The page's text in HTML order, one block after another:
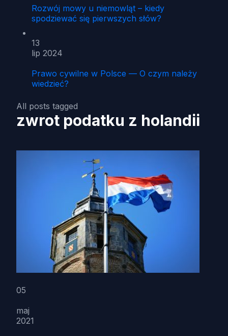
Rozwój mowy u niemowląt – kiedy
spodziewać się pierwszych słów?
13
lip 2024
Prawo cywilne w Polsce — O czym należy
wiedzieć?
All posts tagged
zwrot podatku z holandii
05
maj
2021